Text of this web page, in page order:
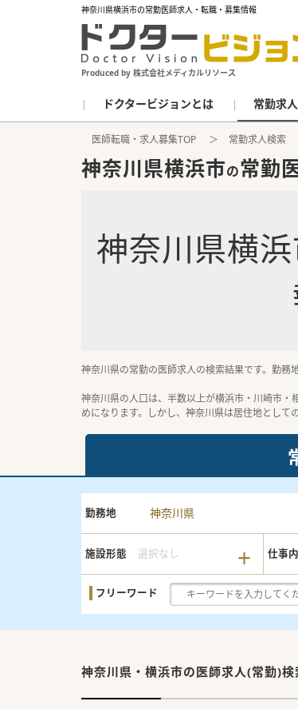
神奈川県横浜市の常勤医師求人・転職・募集情報
Produced by 株式会社メディカルリソース
ドクタービジョンとは 常勤求
医師転職・求人募集TOP 常勤求人検索
神奈川県横浜市の常勤
神奈川県横
神奈川県の常勤の医師求人の検索結果です。勤務
神奈川県の人口は、半数以上が横浜市・川崎市
めになります。しかし、神奈川県は居住地として
勤務地 神奈川県
施設形態 選択なし 仕事
フリーワード
神奈川県・横浜市の医師求人(常勤)検